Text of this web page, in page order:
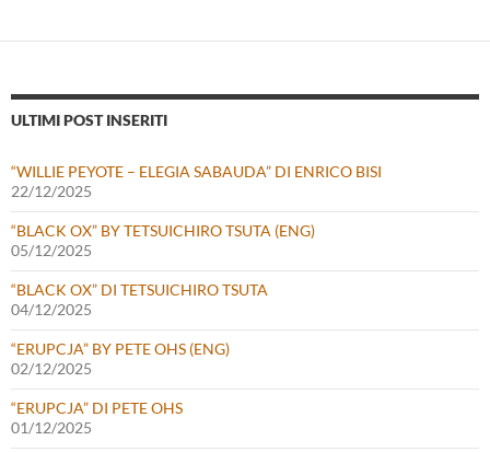
ULTIMI POST INSERITI
“WILLIE PEYOTE – ELEGIA SABAUDA” DI ENRICO BISI
22/12/2025
“BLACK OX” BY TETSUICHIRO TSUTA (ENG)
05/12/2025
“BLACK OX” DI TETSUICHIRO TSUTA
04/12/2025
“ERUPCJA” BY PETE OHS (ENG)
02/12/2025
“ERUPCJA” DI PETE OHS
01/12/2025